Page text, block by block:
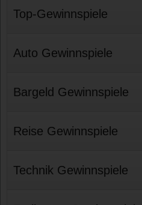
Top-Gewinnspiele
Auto Gewinnspiele
Bargeld Gewinnspiele
Reise Gewinnspiele
Technik Gewinnspiele